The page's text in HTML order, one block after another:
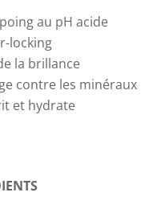
au pH acide
locking
la brillance
contre les minéraux
et hydrate